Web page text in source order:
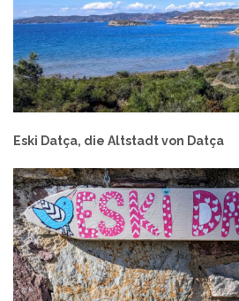
Eski Datça, die Altstadt von Datça